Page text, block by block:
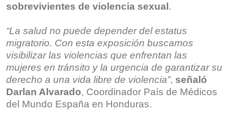
sobrevivientes de violencia sexual.
“La salud no puede depender del estatus
migratorio. Con esta exposición buscamos
visibilizar las violencias que enfrentan las
mujeres en tránsito y la urgencia de garantizar su
derecho a una vida libre de violencia”, señaló
Darlan Alvarado, Coordinador País de Médicos
del Mundo España en Honduras.